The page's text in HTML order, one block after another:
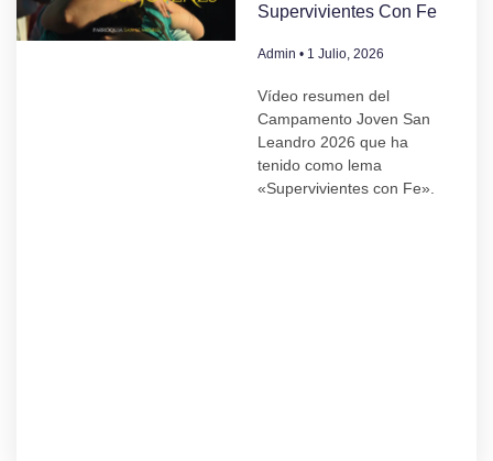
Supervivientes Con Fe
Admin 1 Julio, 2026
Vídeo resumen del
Campamento Joven San
Leandro 2026 que ha
tenido como lema
«Supervivientes con Fe».